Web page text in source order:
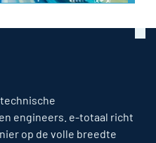
engineers. e-totaal richt
op de volle breedte